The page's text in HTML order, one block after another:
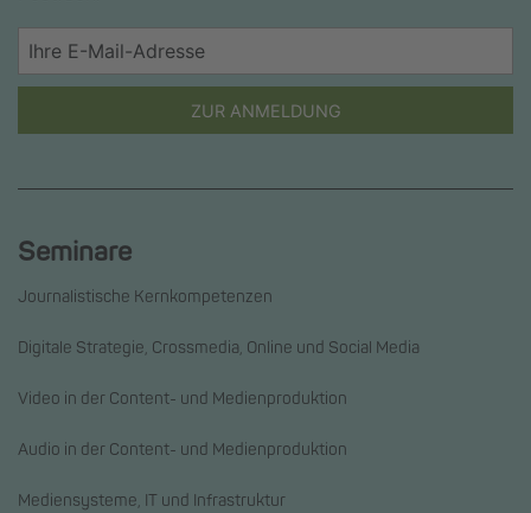
ZUR ANMELDUNG
Seminare
Journalistische Kernkompetenzen
Digitale Strategie, Crossmedia, Online und Social Media
Video in der Content- und Medienproduktion
Audio in der Content- und Medienproduktion
Mediensysteme, IT und Infrastruktur